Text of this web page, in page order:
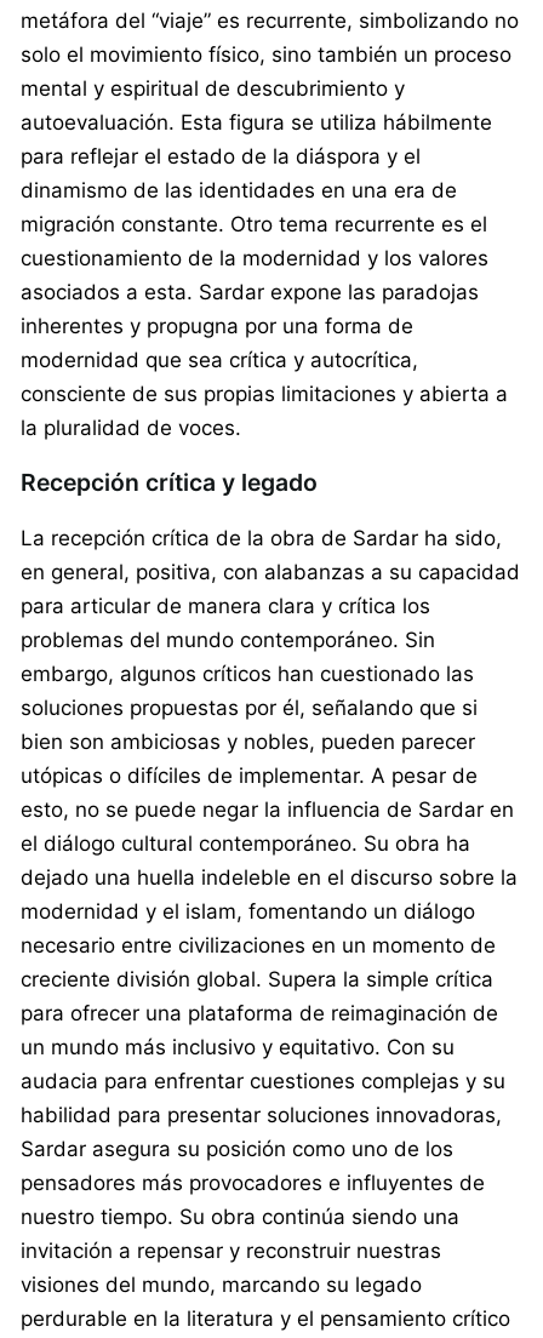
metáfora del “viaje” es recurrente, simbolizando no
solo el movimiento físico, sino también un proceso
mental y espiritual de descubrimiento y
autoevaluación. Esta figura se utiliza hábilmente
para reflejar el estado de la diáspora y el
dinamismo de las identidades en una era de
migración constante. Otro tema recurrente es el
cuestionamiento de la modernidad y los valores
asociados a esta. Sardar expone las paradojas
inherentes y propugna por una forma de
modernidad que sea crítica y autocrítica,
consciente de sus propias limitaciones y abierta a
la pluralidad de voces.
Recepción crítica y legado
La recepción crítica de la obra de Sardar ha sido,
en general, positiva, con alabanzas a su capacidad
para articular de manera clara y crítica los
problemas del mundo contemporáneo. Sin
embargo, algunos críticos han cuestionado las
soluciones propuestas por él, señalando que si
bien son ambiciosas y nobles, pueden parecer
utópicas o difíciles de implementar. A pesar de
esto, no se puede negar la influencia de Sardar en
el diálogo cultural contemporáneo. Su obra ha
dejado una huella indeleble en el discurso sobre la
modernidad y el islam, fomentando un diálogo
necesario entre civilizaciones en un momento de
creciente división global. Supera la simple crítica
para ofrecer una plataforma de reimaginación de
un mundo más inclusivo y equitativo. Con su
audacia para enfrentar cuestiones complejas y su
habilidad para presentar soluciones innovadoras,
Sardar asegura su posición como uno de los
pensadores más provocadores e influyentes de
nuestro tiempo. Su obra continúa siendo una
invitación a repensar y reconstruir nuestras
visiones del mundo, marcando su legado
perdurable en la literatura y el pensamiento crítico